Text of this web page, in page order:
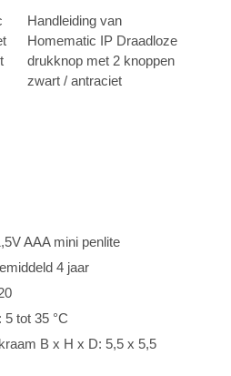
Handleiding van
Homematic IP Draadloze
drukknop met 2 knoppen
zwart / antraciet
AAA mini penlite
4 jaar
tot 35 °C
B x H x D: 5,5 x 5,5